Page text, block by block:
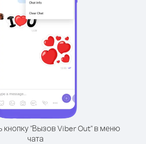
кнопку "Вызов Viber Out" в меню
чата